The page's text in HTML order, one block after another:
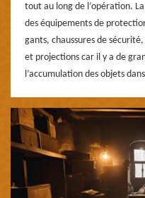
tout au long de l’opération.
des équipements de
gants, chaussures de
et projections car il y a de
l’accumulation des objets